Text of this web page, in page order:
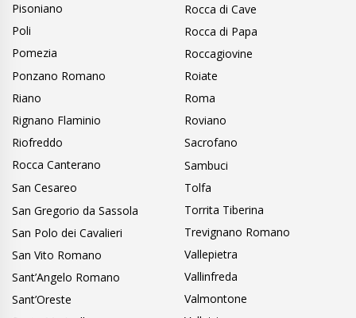
Pisoniano
Poli
Pomezia
Ponzano Romano
Riano
Rignano Flaminio
Riofreddo
Rocca Canterano
Rocca di Cave
Rocca di Papa
Roccagiovine
Roiate
Roma
Roviano
Sacrofano
Sambuci
San Cesareo
San Gregorio da Sassola
San Polo dei Cavalieri
San Vito Romano
Sant’Angelo Romano
Sant’Oreste
Tolfa
Torrita Tiberina
Trevignano Romano
Vallepietra
Vallinfreda
Valmontone